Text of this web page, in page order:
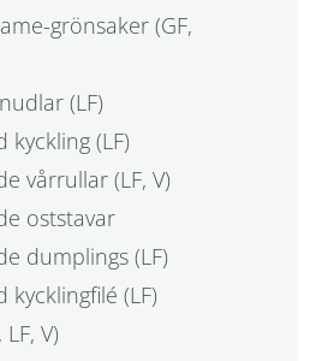
grönsaker (GF,
(LF)
kyckling (LF)
vårrullar (LF, V)
oststavar
dumplings (LF)
kycklingfilé (LF)
LF, V)